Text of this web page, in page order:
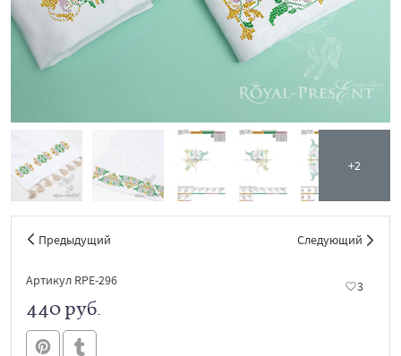
+2
Предыдущий Следующий
Артикул RPE-296 3
440 руб.